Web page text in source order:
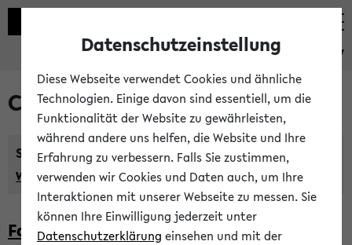
eKVV
Courses taught in English
Semester:
WiSe 2026/2027 SoSe 2026 Previous...
Faculty of Biology
Datenschutzeinstellung
Diese Webseite verwendet Cookies und ähnliche
Technologien. Einige davon sind essentiell, um die
Funktionalität der Website zu gewährleisten,
während andere uns helfen, die Website und Ihre
Erfahrung zu verbessern. Falls Sie zustimmen,
verwenden wir Cookies und Daten auch, um Ihre
Interaktionen mit unserer Webseite zu messen. Sie
können Ihre Einwilligung jederzeit unter
Datenschutzerklärung einsehen und mit der